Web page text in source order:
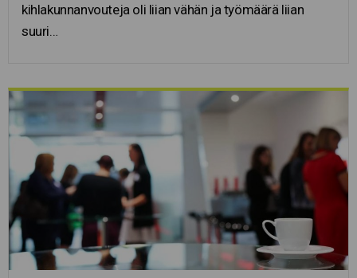
kihlakunnanvouteja oli liian vähän ja työmäärä liian
suuri…